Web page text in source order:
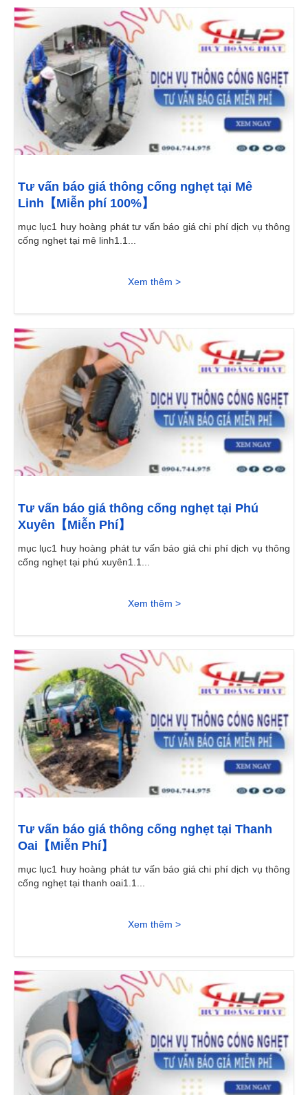
Tư vấn báo giá thông cống nghẹt tại Mê
Linh【Miễn phí 100%】
mục lục1 huy hoàng phát tư vấn báo giá chi phí dịch vụ thông
cống nghẹt tại mê linh1.1...
Xem thêm >
Tư vấn báo giá thông cống nghẹt tại Phú
Xuyên【Miễn Phí】
mục lục1 huy hoàng phát tư vấn báo giá chi phí dịch vụ thông
cống nghẹt tại phú xuyên1.1...
Xem thêm >
Tư vấn báo giá thông cống nghẹt tại Thanh
Oai【Miễn Phí】
mục lục1 huy hoàng phát tư vấn báo giá chi phí dịch vụ thông
cống nghẹt tại thanh oai1.1...
Xem thêm >